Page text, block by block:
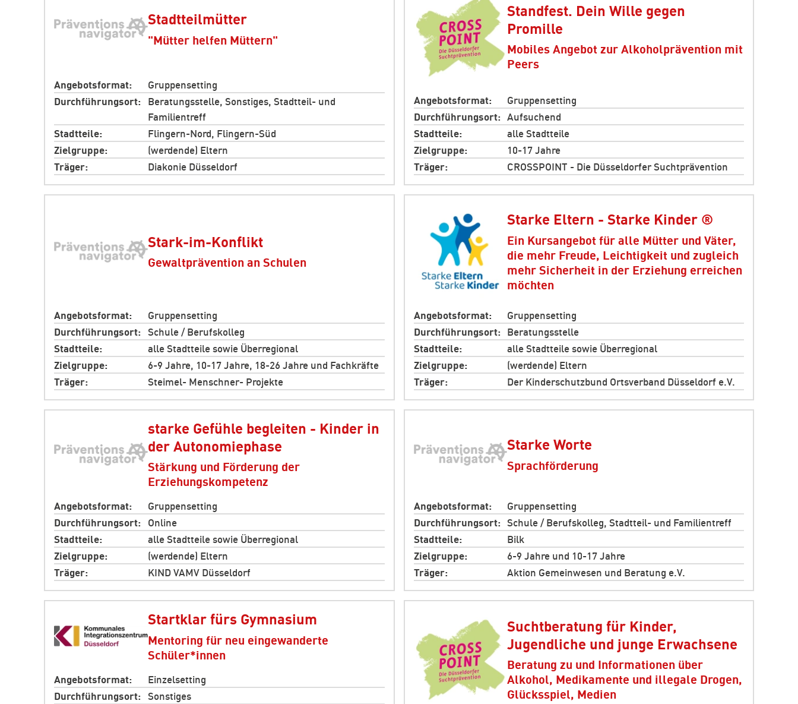
Stadtteilmütter
"Mütter helfen Müttern"
Angebotsformat
Gruppensetting
Durchführungsort
Beratungsstelle, Sonstiges, Stadtteil- und
Familientreff
Stadtteile
Flingern-Nord, Flingern-Süd
Zielgruppe
(werdende) Eltern
Träger
Diakonie Düsseldorf
Standfest. Dein Wille gegen
Promille
Mobiles Angebot zur Alkoholprävention mit
Peers
Angebotsformat
Gruppensetting
Durchführungsort
Aufsuchend
Stadtteile
alle Stadtteile
Zielgruppe
10-17 Jahre
Träger
CROSSPOINT - Die Düsseldorfer Suchtprävention
Stark-im-Konflikt
Gewaltprävention an Schulen
Angebotsformat
Gruppensetting
Durchführungsort
Schule / Berufskolleg
Stadtteile
alle Stadtteile sowie Überregional
Zielgruppe
6-9 Jahre, 10-17 Jahre, 18-26 Jahre und Fachkräfte
Träger
Steimel- Menschner- Projekte
Starke Eltern - Starke Kinder ®
Ein Kursangebot für alle Mütter und Väter,
die mehr Freude, Leichtigkeit und zugleich
mehr Sicherheit in der Erziehung erreichen
möchten
Angebotsformat
Gruppensetting
Durchführungsort
Beratungsstelle
Stadtteile
alle Stadtteile sowie Überregional
Zielgruppe
(werdende) Eltern
Träger
Der Kinderschutzbund Ortsverband Düsseldorf e.V.
starke Gefühle begleiten - Kinder in
der Autonomiephase
Stärkung und Förderung der
Erziehungskompetenz
Angebotsformat
Gruppensetting
Durchführungsort
Online
Stadtteile
alle Stadtteile sowie Überregional
Zielgruppe
(werdende) Eltern
Träger
KIND VAMV Düsseldorf
Starke Worte
Sprachförderung
Angebotsformat
Gruppensetting
Durchführungsort
Schule / Berufskolleg, Stadtteil- und Familientreff
Stadtteile
Bilk
Zielgruppe
6-9 Jahre und 10-17 Jahre
Träger
Aktion Gemeinwesen und Beratung e.V.
Startklar fürs Gymnasium
Mentoring für neu eingewanderte
Schüler*innen
Angebotsformat
Einzelsetting
Durchführungsort
Sonstiges
Suchtberatung für Kinder,
Jugendliche und junge Erwachsene
Beratung zu und Informationen über
Alkohol, Medikamente und illegale Drogen,
Glücksspiel, Medien